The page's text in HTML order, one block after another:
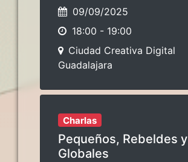
09/09/2025
18:00 - 19:00
Ciudad Creativa Digital
Guadalajara
Charlas
Pequeños, Rebeldes y
Globales